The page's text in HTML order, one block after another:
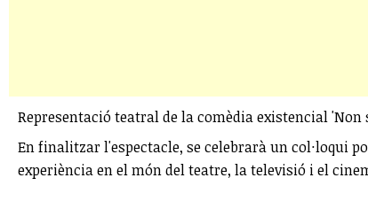
Representació teatral de la comèdia existencial
En finalitzar l'espectacle, se celebrarà un col·loqui
experiència en el món del teatre, la televisió i el